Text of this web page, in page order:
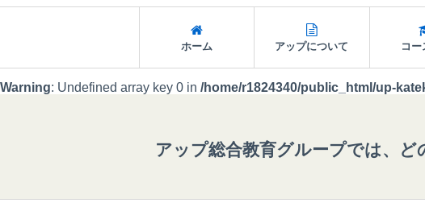
ホーム アップについて コー
Warning: Undefined array key 0 in /home/r1824340/public_html/up-
アップ総合教育グループでは、